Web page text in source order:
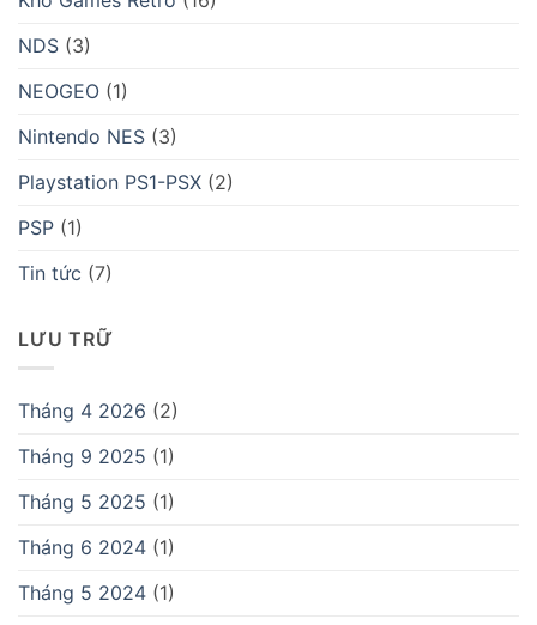
NDS (3)
NEOGEO (1)
Nintendo NES (3)
Playstation PS1-PSX (2)
PSP (1)
Tin tức (7)
LƯU TRỮ
Tháng 4 2026 (2)
Tháng 9 2025 (1)
Tháng 5 2025 (1)
Tháng 6 2024 (1)
Tháng 5 2024 (1)